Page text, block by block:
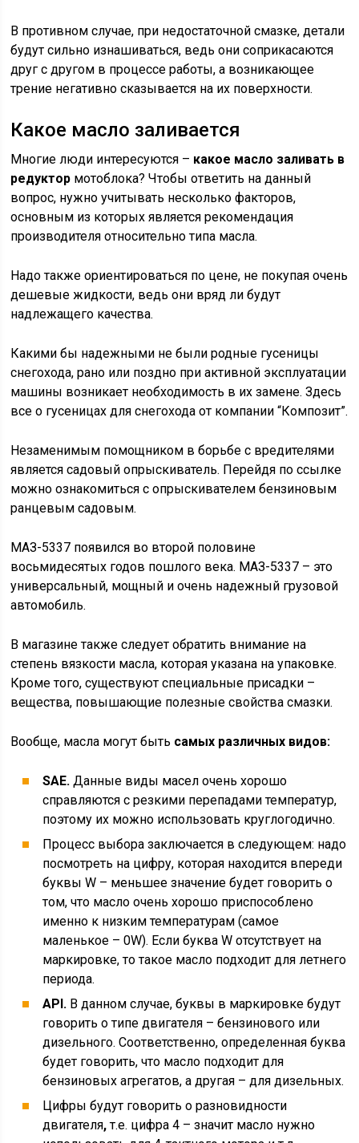
В противном случае, при недостаточной смазке, детали
будут сильно изнашиваться, ведь они соприкасаются
друг с другом в процессе работы, а возникающее
трение негативно сказывается на их поверхности.
Какое масло заливается
Многие люди интересуются – какое масло заливать в
редуктор мотоблока? Чтобы ответить на данный
вопрос, нужно учитывать несколько факторов,
основным из которых является рекомендация
производителя относительно типа масла.
Надо также ориентироваться по цене, не покупая очень
дешевые жидкости, ведь они вряд ли будут
надлежащего качества.
Какими бы надежными не были родные гусеницы
снегохода, рано или поздно при активной эксплуатации
машины возникает необходимость в их замене. Здесь
все о гусеницах для снегохода от компании “Композит”.
Незаменимым помощником в борьбе с вредителями
является садовый опрыскиватель. Перейдя по ссылке
можно ознакомиться с опрыскивателем бензиновым
ранцевым садовым.
МАЗ-5337 появился во второй половине
восьмидесятых годов пошлого века. МАЗ-5337 – это
универсальный, мощный и очень надежный грузовой
автомобиль.
В магазине также следует обратить внимание на
степень вязкости масла, которая указана на упаковке.
Кроме того, существуют специальные присадки –
вещества, повышающие полезные свойства смазки.
Вообще, масла могут быть самых различных видов:
SAE. Данные виды масел очень хорошо
справляются с резкими перепадами температур,
поэтому их можно использовать круглогодично.
Процесс выбора заключается в следующем: надо
посмотреть на цифру, которая находится впереди
буквы W – меньшее значение будет говорить о
том, что масло очень хорошо приспособлено
именно к низким температурам (самое
маленькое – 0W). Если буква W отсутствует на
маркировке, то такое масло подходит для летнего
периода.
API. В данном случае, буквы в маркировке будут
говорить о типе двигателя – бензинового или
дизельного. Соответственно, определенная буква
будет говорить, что масло подходит для
бензиновых агрегатов, а другая – для дизельных.
Цифры будут говорить о разновидности
двигателя,т.е. цифра 4 – значит масло нужно